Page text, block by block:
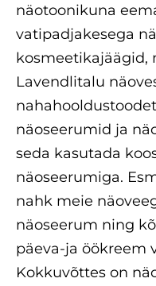
näotoonikuna
vatipadjakesega
kosmeetikajäägid,
Lavendlitalu
näoseerumid ja
seda kasutada
näoseerumiga.
nahk meie
näoseerum ning
päeva-ja öökreem
Kokkuvõttes on